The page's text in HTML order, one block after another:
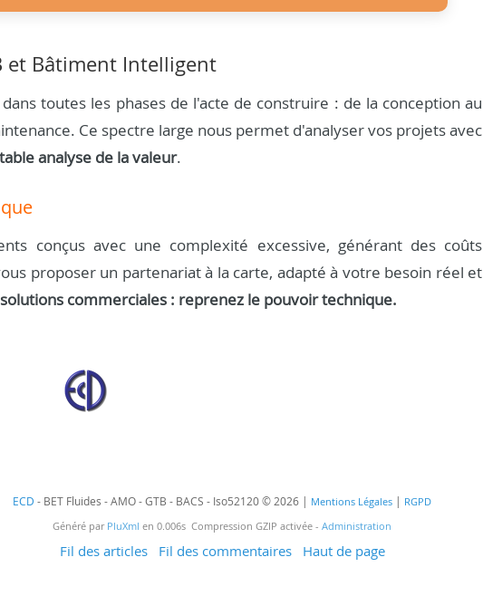
et Bâtiment Intelligent
toutes les phases de l'acte de construire : de la conception au
Ce spectre large nous permet d'analyser vos projets avec
analyse de la valeur.
conçus avec une complexité excessive, générant des coûts
proposer un partenariat à la carte, adapté à votre besoin réel et
commerciales : reprenez le pouvoir technique.
ECD - BET Fluides - AMO - GTB - BACS - Iso52120 © 2026 | Mentions Légales | RGPD
Généré par PluXml en 0.006s Compression GZIP activée - Administration
Fil des articles Fil des commentaires Haut de page